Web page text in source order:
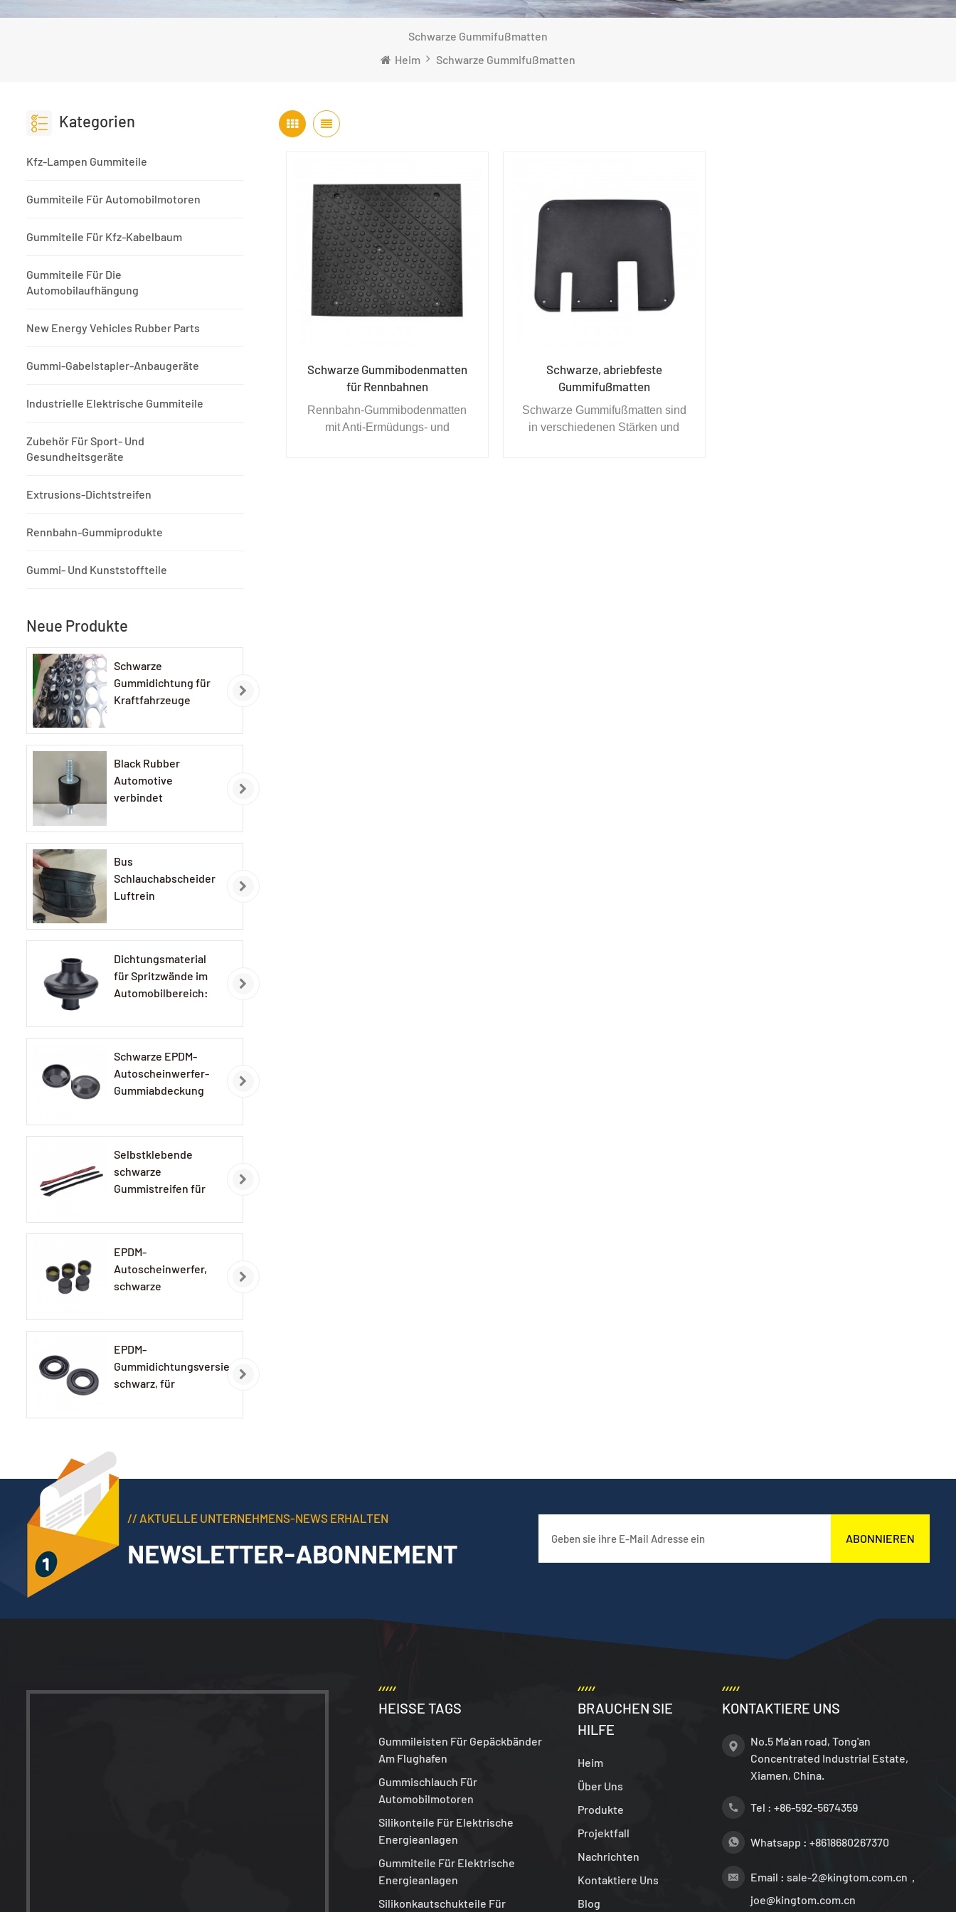
Schwarze Gummifußmatten
Heim
Schwarze Gummifußmatten
Kategorien
Kfz-Lampen Gummiteile
Gummiteile Für Automobilmotoren
Gummiteile Für Kfz-Kabelbaum
Gummiteile Für Die
Automobilaufhängung
New Energy Vehicles Rubber Parts
Gummi-Gabelstapler-Anbaugeräte
Industrielle Elektrische Gummiteile
Zubehör Für Sport- Und
Gesundheitsgeräte
Extrusions-Dichtstreifen
Rennbahn-Gummiprodukte
Gummi- Und Kunststoffteile
Neue Produkte
Schwarze
Gummidichtung für
Kraftfahrzeuge
Black Rubber
Automotive
verbindet
Bus
Schlauchabscheider
Luftrein
Dichtungsmaterial
für Spritzwände im
Automobilbereich:
Gummidichtungen
Schwarze EPDM-
Autoscheinwerfer-
Gummiabdeckung
Selbstklebende
schwarze
Gummistreifen für
EPDM-
Autoscheinwerfer,
schwarze
EPDM-
Gummidichtungsversiegelung,
schwarz, für
Schwarze Gummibodenmatten
für Rennbahnen
Rennbahn-Gummibodenmatten
mit Anti-Ermüdungs- und
Schwarze, abriebfeste
Gummifußmatten
Schwarze Gummifußmatten sind
in verschiedenen Stärken und
// AKTUELLE UNTERNEHMENS-NEWS ERHALTEN
NEWSLETTER-ABONNEMENT ABONNIEREN
HEISSE TAGS
Gummileisten Für Gepäckbänder
Am Flughafen
Gummischlauch Für
Automobilmotoren
Silikonteile Für Elektrische
Energieanlagen
Gummiteile Für Elektrische
Energieanlagen
Silikonkautschukteile Für
BRAUCHEN SIE
HILFE
Heim
Über Uns
Produkte
Projektfall
Nachrichten
Kontaktiere Uns
Blog
KONTAKTIERE UNS
No.5 Ma'an road, Tong'an
Concentrated Industrial Estate,
Xiamen, China.
Tel : +86-592-5674359
Whatsapp : +8618680267370
Email : sale-2@kingtom.com.cn，
joe@kingtom.com.cn